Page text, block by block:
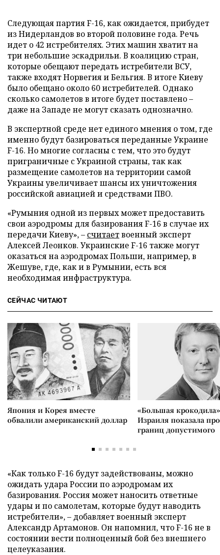
Следующая партия F-16, как ожидается, прибудет
из Нидерландов во второй половине года. Речь
идет о 42 истребителях. Этих машин хватит на
три небольшие эскадрильи. В коалицию стран,
которые обещают передать истребители ВСУ,
также входят Норвегия и Бельгия. В итоге Киеву
было обещано около 60 истребителей. Однако
сколько самолетов в итоге будет поставлено –
даже на Западе не могут сказать однозначно.
В экспертной среде нет единого мнения о том, где
именно будут базироваться переданные Украине
F-16. Но многие согласны с тем, что это будут
приграничные с Украиной страны, так как
размещение самолетов на территории самой
Украины увеличивает шансы их уничтожения
российской авиацией и средствами ПВО.
«Румыния одной из первых может предоставить
свои аэродромы для базирования F-16 в случае их
передачи Киеву», – считаетвоенный эксперт
Алексей Леонков. Украинские F-16 также могут
оказаться на аэродромах Польши, например, в
Жешуве, где, как и в Румынии, есть вся
необходимая инфраструктура.
СЕЙЧАС ЧИТАЮТ
Япония и Корея вместе
обвалили американский доллар
«Большая
Израиля показала
границ допустимого
«Как только F-16 будут задействованы, можно
ожидать удара России по аэродромам их
базирования. Россия может наносить ответные
удары и по самолетам, которые будут наводить
истребители», – добавляет военный эксперт
Александр Артамонов. Он напомнил, что F-16 не в
состоянии вести полноценный бой без внешнего
целеуказания.